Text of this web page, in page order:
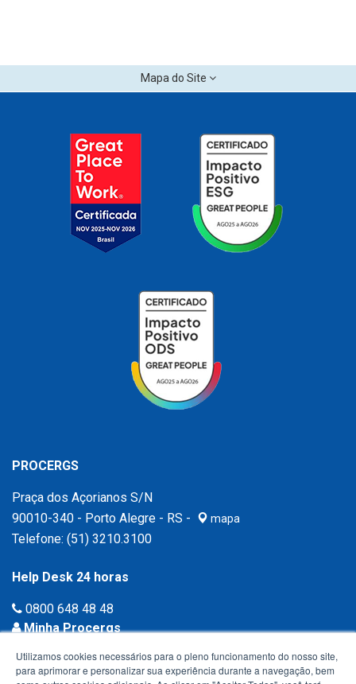
Mapa do Site
PROCERGS
Praça dos Açorianos S/N
90010-340 - Porto Alegre - RS -
mapa
Telefone: (51) 3210.3100
Help Desk 24 horas
0800 648 48 48
Minha Procergs
Utilizamos cookies necessários para o pleno funcionamento do nosso site,
para aprimorar e personalizar sua experiência durante a navegação, bem